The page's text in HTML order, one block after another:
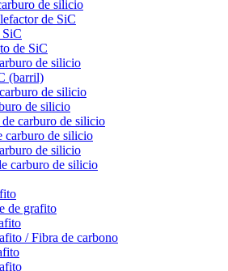
de silicio
de SiC
SiC
de SiC
de silicio
(barril)
de silicio
de silicio
carburo de silicio
carburo de silicio
de silicio
carburo de silicio
de grafito
/ Fibra de carbono